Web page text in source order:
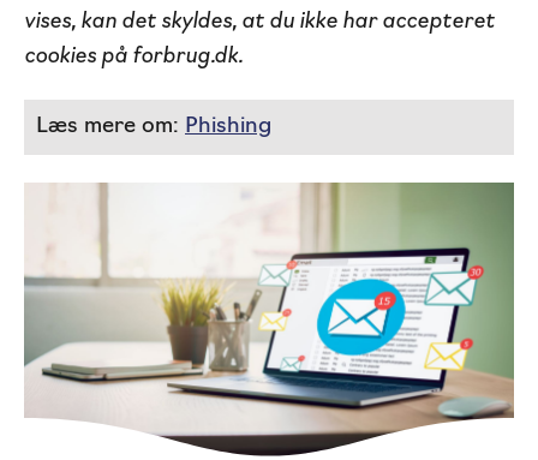
vises, kan det skyldes, at du ikke har accepteret
cookies på forbrug.dk.
Læs mere om: Phishing